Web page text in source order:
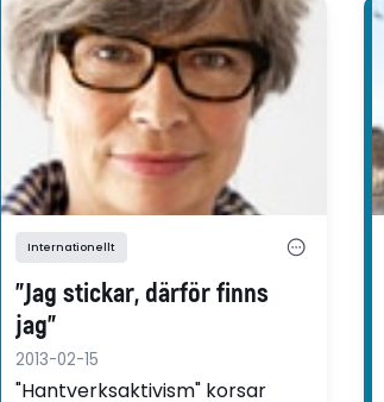
sätt än tidigare”, säger han.
Internationellt
"Jag stickar, därför finns
jag"
2013-02-15
"Hantverksaktivism" korsar